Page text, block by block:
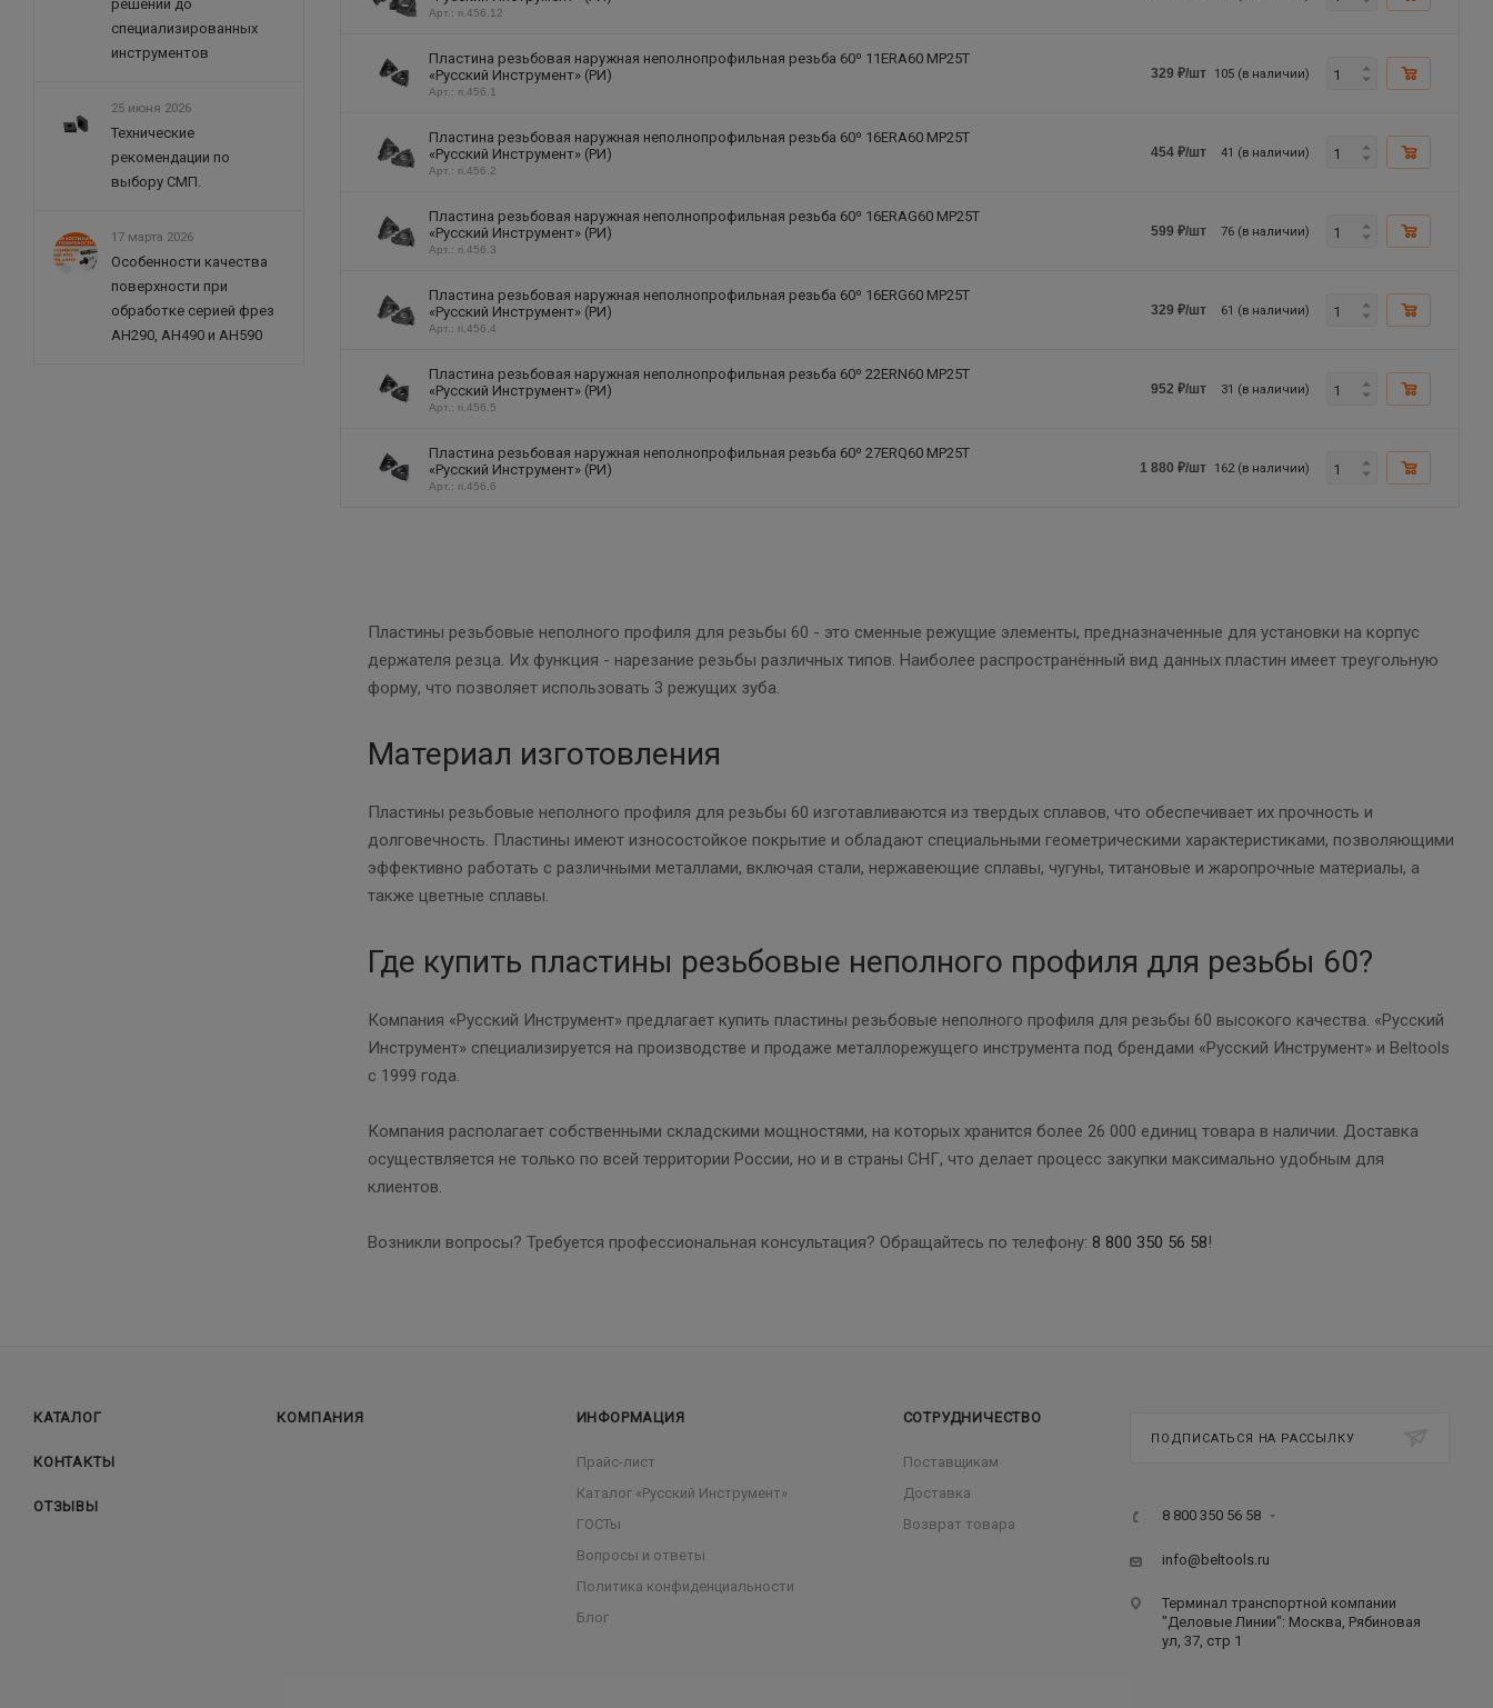
Арт.: ri.456.12
Пластина резьбовая наружная неполнопрофильная резьба 60⁰ 11ERA60 MP25T
«Русский Инструмент» (РИ)
Арт.: ri.456.1
329 ₽/шт 105 (в наличии)
Пластина резьбовая наружная неполнопрофильная резьба 60⁰ 16ERA60 MP25T
«Русский Инструмент» (РИ)
Арт.: ri.456.2
454 ₽/шт 41 (в наличии)
Пластина резьбовая наружная неполнопрофильная резьба 60⁰ 16ERAG60 MP25T
«Русский Инструмент» (РИ)
Арт.: ri.456.3
599 ₽/шт 76 (в наличии)
Пластина резьбовая наружная неполнопрофильная резьба 60⁰ 16ERG60 MP25T
«Русский Инструмент» (РИ)
Арт.: ri.456.4
329 ₽/шт 61 (в наличии)
Пластина резьбовая наружная неполнопрофильная резьба 60⁰ 22ERN60 MP25T
«Русский Инструмент» (РИ)
Арт.: ri.456.5
952 ₽/шт 31 (в наличии)
Пластина резьбовая наружная неполнопрофильная резьба 60⁰ 27ERQ60 MP25T
«Русский Инструмент» (РИ)
Арт.: ri.456.6
1 880 ₽/шт 162 (в наличии)
Пластины резьбовые неполного профиля для резьбы 60 - это сменные режущие элементы, предназначенные для установки на корпус
держателя резца. Их функция - нарезание резьбы различных типов. Наиболее распространённый вид данных пластин имеет треугольную
форму, что позволяет использовать 3 режущих зуба.
Материал изготовления
Пластины резьбовые неполного профиля для резьбы 60 изготавливаются из твердых сплавов, что обеспечивает их прочность и
долговечность. Пластины имеют износостойкое покрытие и обладают специальными геометрическими характеристиками, позволяющими
эффективно работать с различными металлами, включая стали, нержавеющие сплавы, чугуны, титановые и жаропрочные материалы, а
также цветные сплавы.
Где купить пластины резьбовые неполного профиля для резьбы 60?
Компания «Русский Инструмент» предлагает купить пластины резьбовые неполного профиля для резьбы 60 высокого качества. «Русский
Инструмент» специализируется на производстве и продаже металлорежущего инструмента под брендами «Русский Инструмент» и Beltools
с 1999 года.
Компания располагает собственными складскими мощностями, на которых хранится более 26 000 единиц товара в наличии. Доставка
осуществляется не только по всей территории России, но и в страны СНГ, что делает процесс закупки максимально удобным для
клиентов.
Возникли вопросы? Требуется профессиональная консультация? Обращайтесь по телефону: 8 800 350 56 58!
решений до
специализированных
инструментов
25 июня 2026
Технические
рекомендации по
выбору СМП.
17 марта 2026
Особенности качества
поверхности при
обработке серией фрез
AH290, AH490 и AH590
КАТАЛОГ
КОНТАКТЫ
ОТЗЫВЫ
КОМПАНИЯ ИНФОРМАЦИЯ
Прайс-лист
Каталог «Русский Инструмент»
ГОСТы
Вопросы и ответы
Политика конфиденциальности
Блог
СОТРУДНИЧЕСТВО
Поставщикам
Доставка
Возврат товара
ПОДПИСАТЬСЯ НА РАССЫЛКУ
8 800 350 56 58
info@beltools.ru
Терминал транспортной компании
"Деловые Линии": Москва, Рябиновая
ул, 37, стр 1